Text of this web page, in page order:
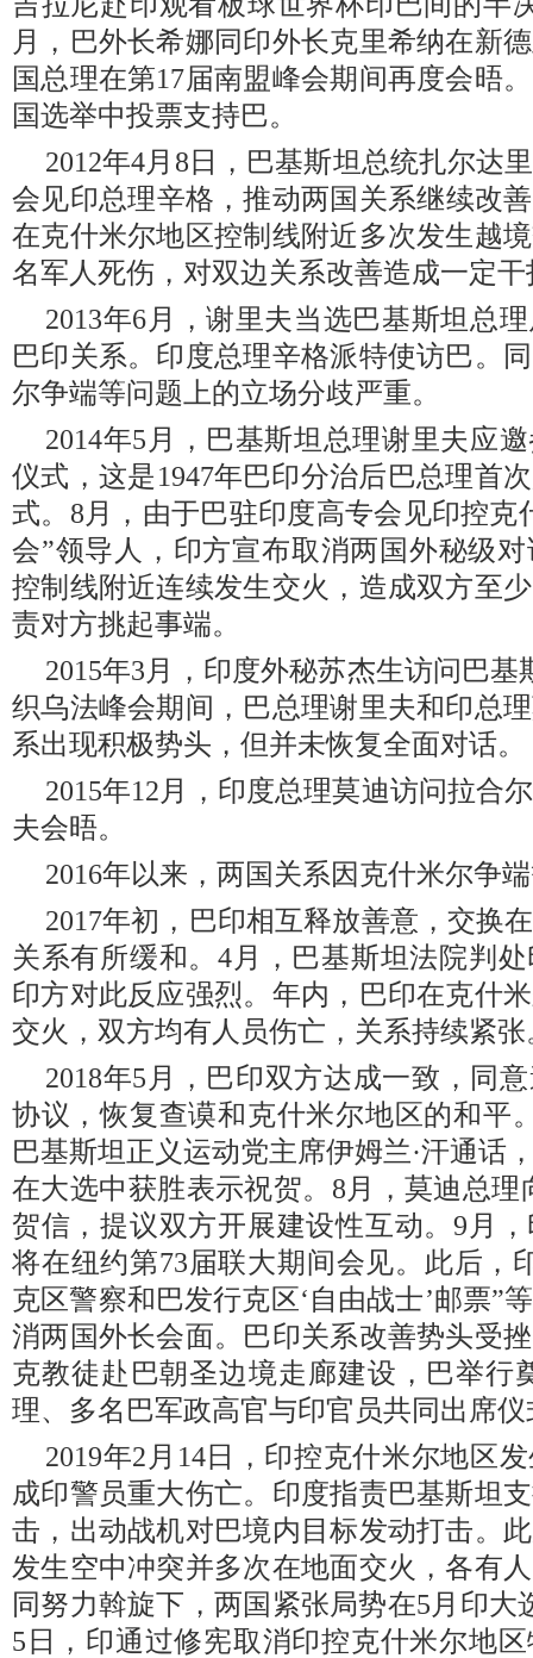
月，巴外长希娜同印外长克里希纳在新
国总理在第17届南盟峰会期间再度会晤
国选举中投票支持巴。
2012年4月8日，巴基斯坦总统扎尔达
会见印总理辛格，推动两国关系继续改
在克什米尔地区控制线附近多次发生越
名军人死伤，对双边关系改善造成一定干
2013年6月，谢里夫当选巴基斯坦总
巴印关系。印度总理辛格派特使访巴。
尔争端等问题上的立场分歧严重。
2014年5月，巴基斯坦总理谢里夫应
仪式，这是1947年巴印分治后巴总理首
式。8月，由于巴驻印度高专会见印控克
会”领导人，印方宣布取消两国外秘级
控制线附近连续发生交火，造成双方至
责对方挑起事端。
2015年3月，印度外秘苏杰生访问巴
织乌法峰会期间，巴总理谢里夫和印总
系出现积极势头，但并未恢复全面对话。
2015年12月，印度总理莫迪访问拉合
夫会晤。
2016年以来，两国关系因克什米尔争
2017年初，巴印相互释放善意，交换
关系有所缓和。4月，巴基斯坦法院判
印方对此反应强烈。年内，巴印在克什
交火，双方均有人员伤亡，关系持续紧张
2018年5月，巴印双方达成一致，同
协议，恢复查谟和克什米尔地区的和平
巴基斯坦正义运动党主席伊姆兰·汗通话
在大选中获胜表示祝贺。8月，莫迪总理
贺信，提议双方开展建设性互动。9月
将在纽约第73届联大期间会见。此后，
克区警察和巴发行克区‘自由战士’邮票”
消两国外长会面。巴印关系改善势头受
克教徒赴巴朝圣边境走廊建设，巴举行
理、多名巴军政高官与印官员共同出席仪
2019年2月14日，印控克什米尔地区
成印警员重大伤亡。印度指责巴基斯坦
击，出动战机对巴境内目标发动打击。
发生空中冲突并多次在地面交火，各有
同努力斡旋下，两国紧张局势在5月印大
5日，印通过修宪取消印控克什米尔地